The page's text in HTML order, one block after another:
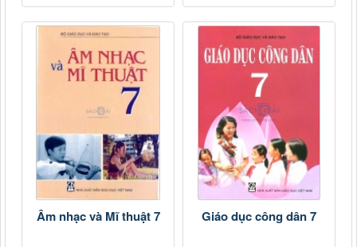
Âm nhạc và Mĩ thuật 7 Giáo dục công dân 7